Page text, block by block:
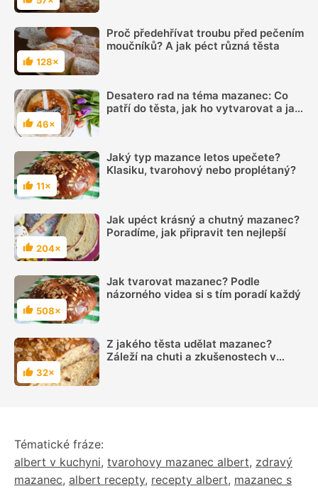
Hodnocení
Hodnocení
128×
Proč předehřívat troubu před pečením
moučníků? A jak péct různá těsta
Hodnocení
46×
Desatero rad na téma mazanec: Co
patří do těsta, jak ho vytvarovat a jak
Hodnocení
11×
Jaký typ mazance letos upečete?
Klasiku, tvarohový nebo proplétaný?
Hodnocení
204×
Jak upéct krásný a chutný mazanec?
Poradíme, jak připravit ten nejlepší
Hodnocení
508×
Jak tvarovat mazanec? Podle
názorného videa si s tím poradí každý
Hodnocení
32×
Z jakého těsta udělat mazanec?
Záleží na chuti a zkušenostech v
Tématické fráze:
albert v kuchyni, tvarohovy mazanec albert, zdravý
mazanec, albert recepty, recepty albert, mazanec s